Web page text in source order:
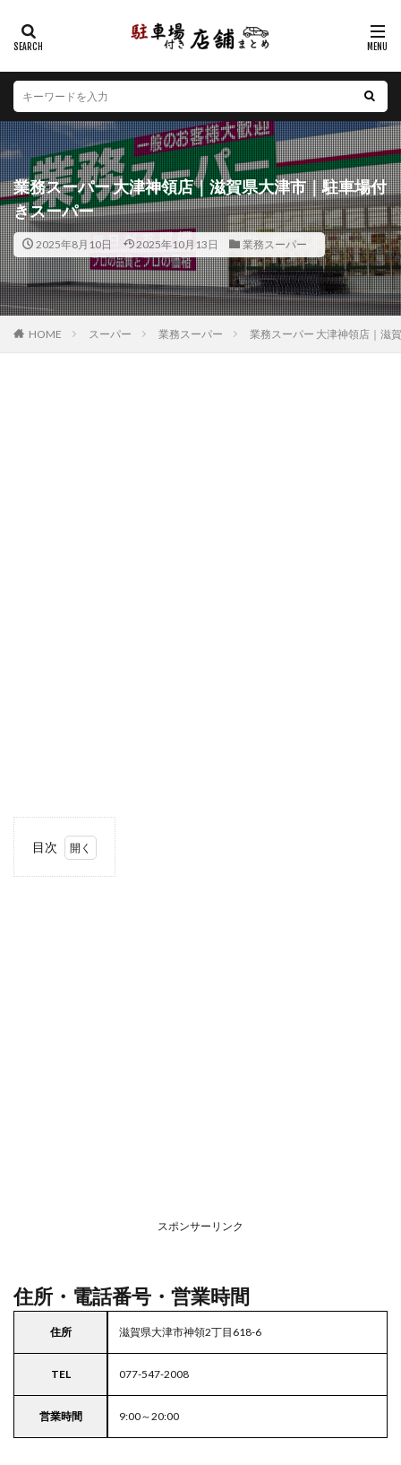
業務スーパー 大津神領店｜滋賀県大津市｜駐車場付
きスーパー
2025年8月10日 2025年10月13日 業務スーパー
HOME スーパー 業務スーパー 業務スーパー 大津神領店｜滋
目次
スポンサーリンク
住所・電話番号・営業時間
住所 滋賀県大津市神領2丁目618-6
TEL 077-547-2008
営業時間 9:00～20:00
カテゴリー
エリア
北海道 青森県 岩手県 宮城県
秋田県
山形県
福島県 茨城県 栃木県
群馬県
埼玉県
千葉県 東京都 神奈川県
新潟県
山梨県
長野県 富山県 石川県
福井県
岐阜県
静岡県 愛知県 三重県
滋賀県
京都府
大阪府 兵庫県 奈良県
和歌山県
鳥取県
島根県 岡山県 広島県
山口県
徳島県
香川県 愛媛県 高知県
福岡県
佐賀県
長崎県 熊本県 大分県
宮崎県